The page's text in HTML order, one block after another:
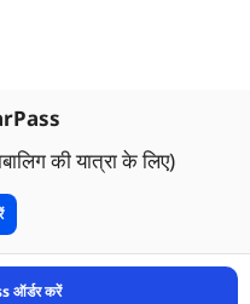
की यात्रा के लिए)
ऑर्डर करें